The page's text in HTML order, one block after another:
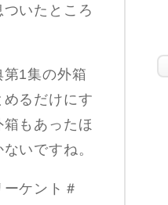
いたところ
1集の外箱
るだけにす
もあったほ
いですね。
ケント＃